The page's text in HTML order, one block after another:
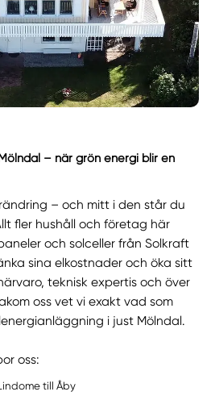
– när grön energi blir en
– och mitt i den står du
fler hushåll och företag här
och solceller från Solkraft
sina elkostnader och öka sitt
teknisk expertis och över
oss vet vi exakt vad som
i just Mölndal.
oss:
till Åby